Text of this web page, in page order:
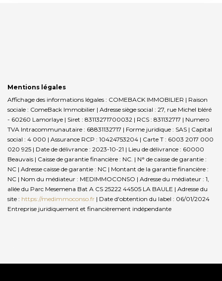
Mentions légales
Affichage des informations légales : COMEBACK IMMOBILIER | Raison
sociale : ComeBack Immobilier | Adresse siège social : 27, rue Michel bléré
- 60260 Lamorlaye | Siret : 83113271700032 | RCS : 831132717 | Numero
TVA Intracommunautaire : 68831132717 | Forme juridique : SAS | Capital
social : 4 000 | Assurance RCP : 10424753204 | Carte T : 6003 2017 000
020 925 | Date de délivrance : 2023-10-21 | Lieu de délivrance : 60000
Beauvais | Caisse de garantie financière : NC. | N° de caisse de garantie :
NC | Adresse caisse de garantie : NC | Montant de la garantie financière :
NC | Nom du médiateur : MEDIMMOCONSO | Adresse du médiateur : 1,
allée du Parc Mesemena Bat A CS 25222 44505 LA BAULE | Adresse du
site : https://medimmoconso.fr | Date d'obtention du label : 06/01/2024
Entreprise juridiquement et financièrement indépendante